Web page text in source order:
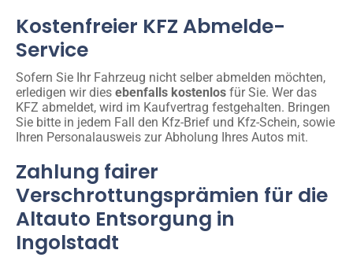
Kostenfreier KFZ Abmelde-
Service
Sofern Sie Ihr Fahrzeug nicht selber abmelden möchten,
erledigen wir dies ebenfalls kostenlos für Sie. Wer das
KFZ abmeldet, wird im Kaufvertrag festgehalten. Bringen
Sie bitte in jedem Fall den Kfz-Brief und Kfz-Schein, sowie
Ihren Personalausweis zur Abholung Ihres Autos mit.
Zahlung fairer
Verschrottungsprämien für die
Altauto Entsorgung in
Ingolstadt